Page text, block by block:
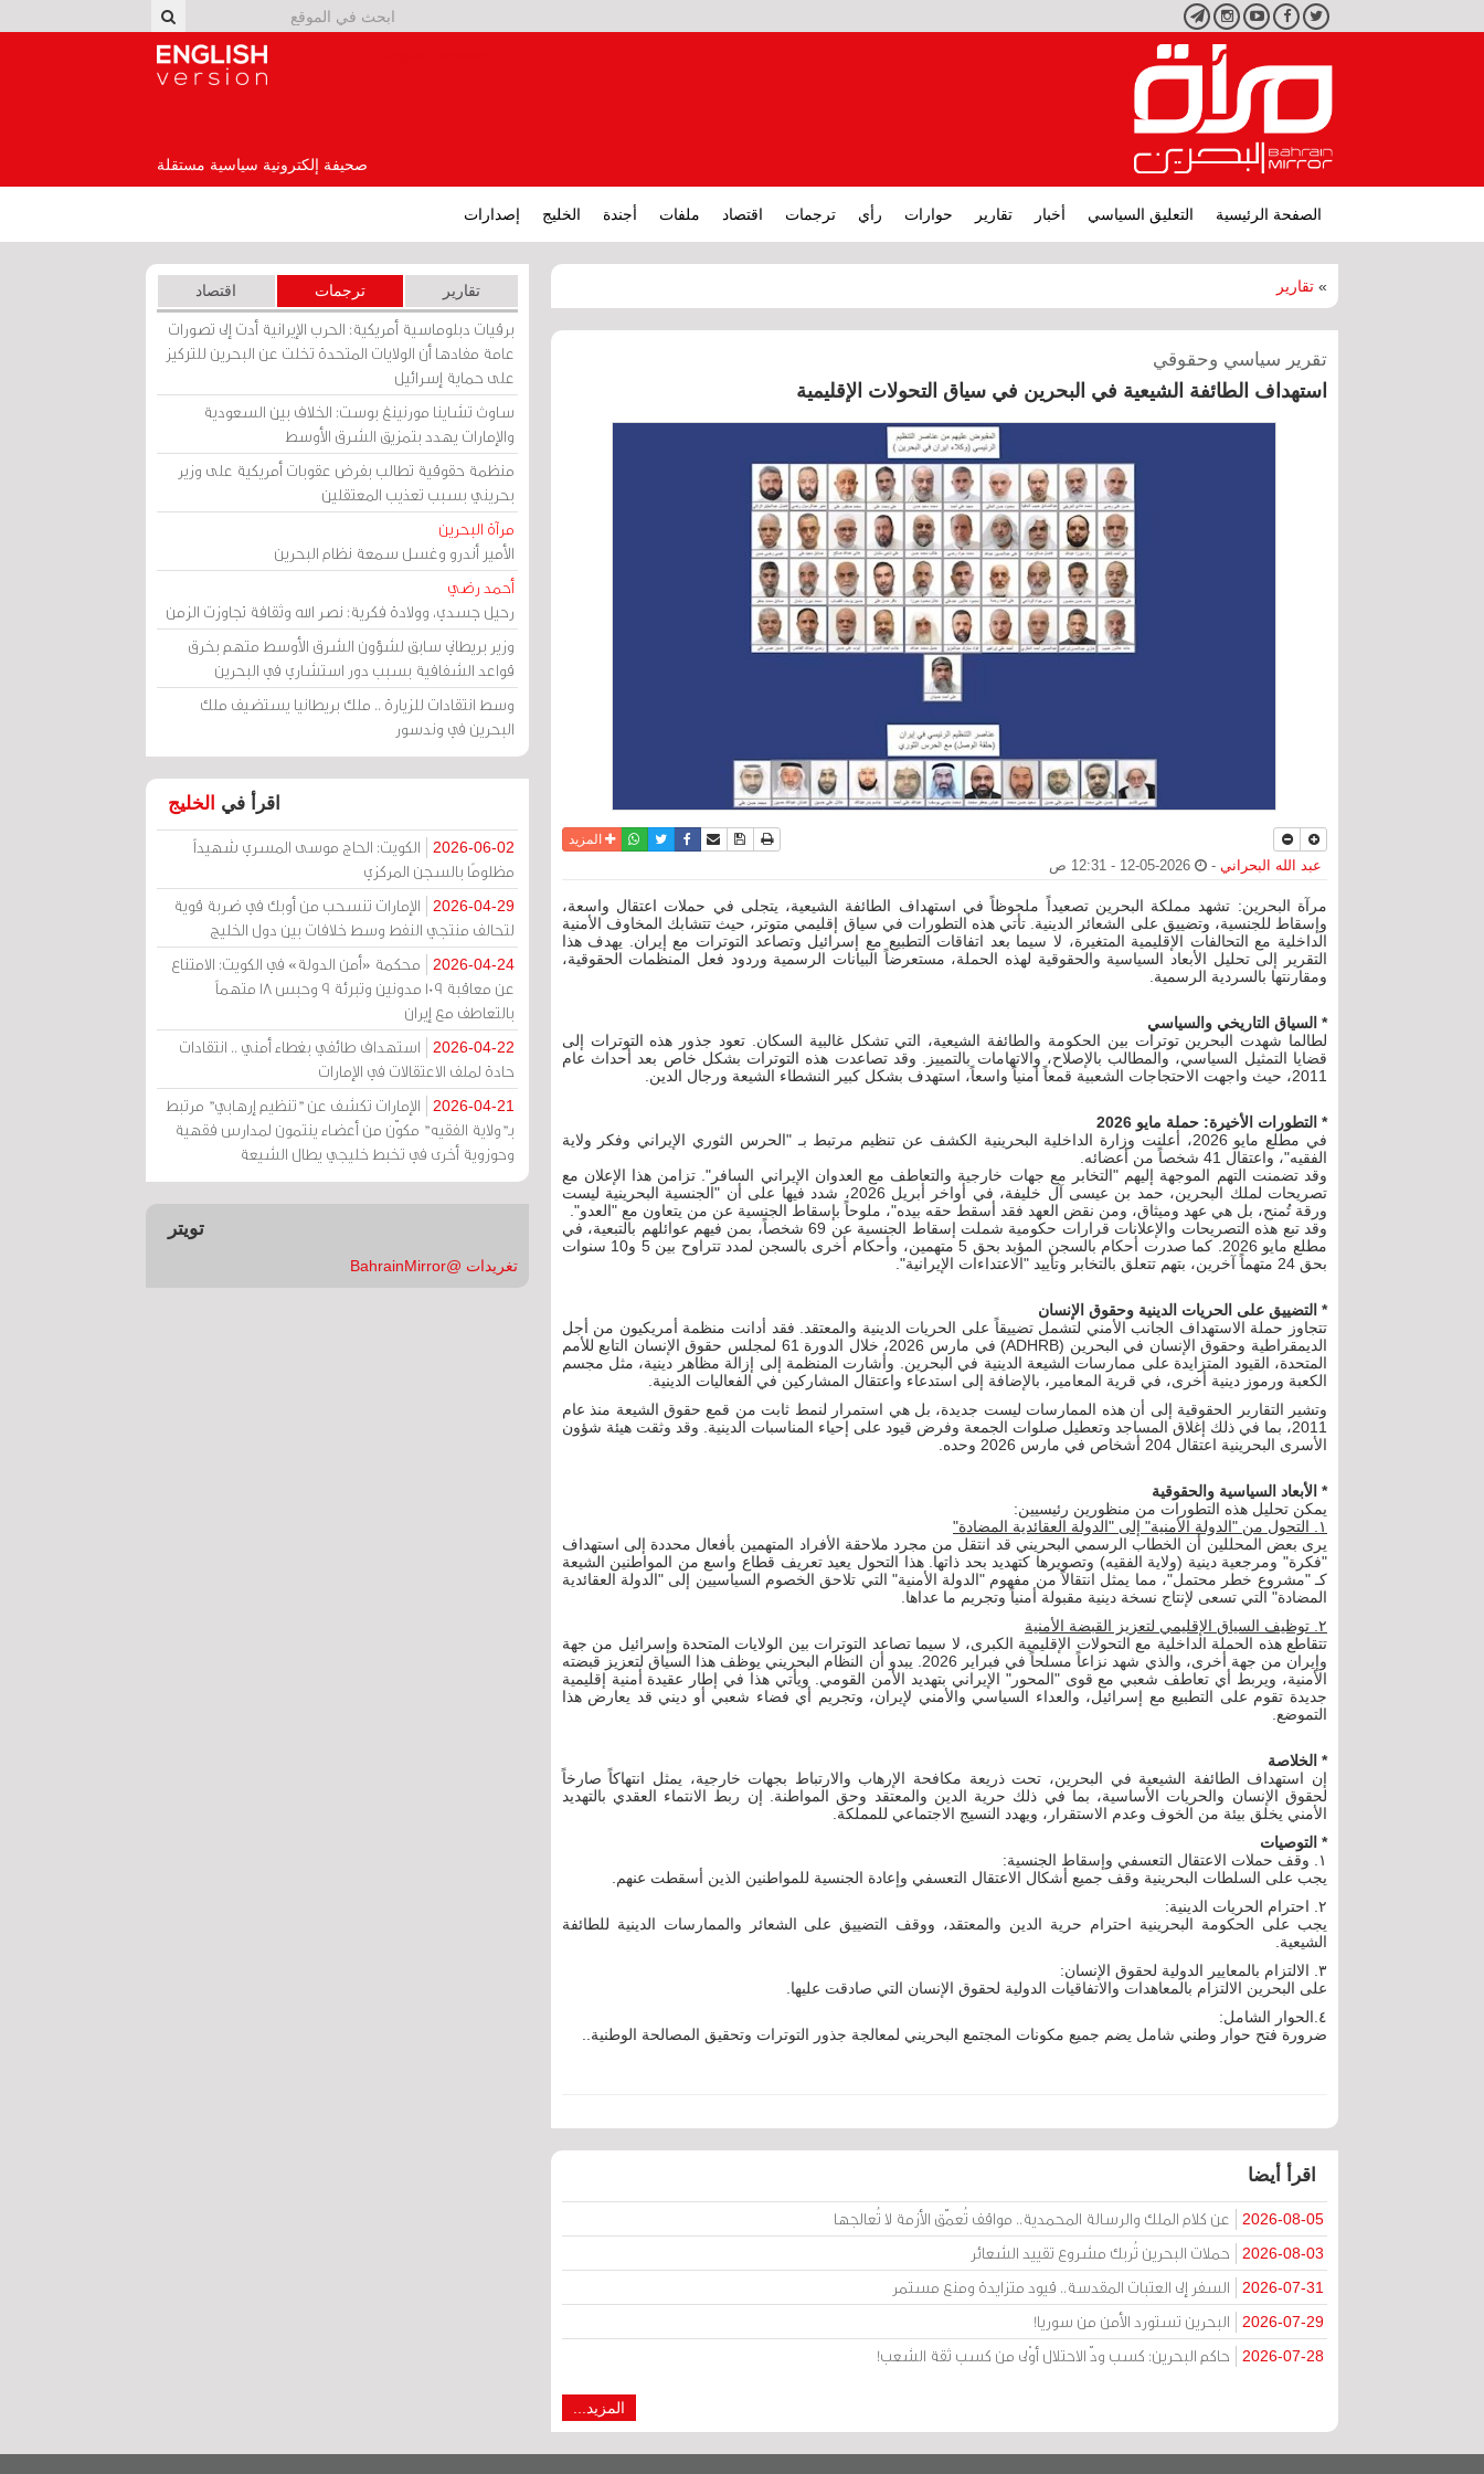
تويتر فيسبوكيوتيوبانستجرامتليجرام
صحيفة إلكترونية سياسية مستقلة
الصفحة الرئيسية التعليق السياسي أخبار تقارير حوارات رأي ترجمات اقتصاد ملفات أجندة الخليج إصدارات
» تقارير
تقرير سياسي وحقوقي
استهداف الطائفة الشيعية في البحرين في سياق التحولات الإقليمية
نسخة للطباعة
حفظ الموضوع
أرسل الى صديق
فيسبوكتويترواتسابالمزيد
عبد الله البحراني -
مرآة البحرين: تشهد مملكة البحرين تصعيداً ملحوظاً في استهداف الطائفة الشيعية، يتجلى في حملات اعتقال واسعة،
وإسقاط للجنسية، وتضييق على الشعائر الدينية. تأتي هذه التطورات في سياق إقليمي متوتر، حيث تتشابك المخاوف الأمنية
الداخلية مع التحالفات الإقليمية المتغيرة، لا سيما بعد اتفاقات التطبيع مع إسرائيل وتصاعد التوترات مع إيران. يهدف هذا
التقرير إلى تحليل الأبعاد السياسية والحقوقية لهذه الحملة، مستعرضاً البيانات الرسمية وردود فعل المنظمات الحقوقية،
ومقارنتها بالسردية الرسمية.
* السياق التاريخي والسياسي
لطالما شهدت البحرين توترات بين الحكومة والطائفة الشيعية، التي تشكل غالبية السكان. تعود جذور هذه التوترات إلى
قضايا التمثيل السياسي، والمطالب بالإصلاح، والاتهامات بالتمييز. وقد تصاعدت هذه التوترات بشكل خاص بعد أحداث عام
2011، حيث واجهت الاحتجاجات الشعبية قمعاً أمنياً واسعاً، استهدف بشكل كبير النشطاء الشيعة ورجال الدين.
* التطورات الأخيرة: حملة مايو 2026
في مطلع مايو 2026، أعلنت وزارة الداخلية البحرينية الكشف عن تنظيم مرتبط بـ "الحرس الثوري الإيراني وفكر ولاية
الفقيه"، واعتقال 41 شخصاً من أعضائه.
وقد تضمنت التهم الموجهة إليهم "التخابر مع جهات خارجية والتعاطف مع العدوان الإيراني السافر". تزامن هذا الإعلان مع
تصريحات لملك البحرين، حمد بن عيسى آل خليفة، في أواخر أبريل 2026، شدد فيها على أن "الجنسية البحرينية ليست
ورقة تُمنح، بل هي عهد وميثاق، ومن نقض العهد فقد أسقط حقه بيده"، ملوحاً بإسقاط الجنسية عن من يتعاون مع "العدو".
وقد تبع هذه التصريحات والإعلانات قرارات حكومية شملت إسقاط الجنسية عن 69 شخصاً، بمن فيهم عوائلهم بالتبعية، في
مطلع مايو 2026. كما صدرت أحكام بالسجن المؤبد بحق 5 متهمين، وأحكام أخرى بالسجن لمدد تتراوح بين 5 و10 سنوات
بحق 24 متهماً آخرين، بتهم تتعلق بالتخابر وتأييد "الاعتداءات الإيرانية".
* التضييق على الحريات الدينية وحقوق الإنسان
تتجاوز حملة الاستهداف الجانب الأمني لتشمل تضييقاً على الحريات الدينية والمعتقد. فقد أدانت منظمة أمريكيون من أجل
الديمقراطية وحقوق الإنسان في البحرين (ADHRB) في مارس 2026، خلال الدورة 61 لمجلس حقوق الإنسان التابع للأمم
المتحدة، القيود المتزايدة على ممارسات الشيعة الدينية في البحرين. وأشارت المنظمة إلى إزالة مظاهر دينية، مثل مجسم
الكعبة ورموز دينية أخرى، في قرية المعامير، بالإضافة إلى استدعاء واعتقال المشاركين في الفعاليات الدينية.
وتشير التقارير الحقوقية إلى أن هذه الممارسات ليست جديدة، بل هي استمرار لنمط ثابت من قمع حقوق الشيعة منذ عام
2011، بما في ذلك إغلاق المساجد وتعطيل صلوات الجمعة وفرض قيود على إحياء المناسبات الدينية. وقد وثقت هيئة شؤون
الأسرى البحرينية اعتقال 204 أشخاص في مارس 2026 وحده.
* الأبعاد السياسية والحقوقية
يمكن تحليل هذه التطورات من منظورين رئيسيين:
١. التحول من "الدولة الأمنية" إلى "الدولة العقائدية المضادة"
يرى بعض المحللين أن الخطاب الرسمي البحريني قد انتقل من مجرد ملاحقة الأفراد المتهمين بأفعال محددة إلى استهداف
"فكرة" ومرجعية دينية (ولاية الفقيه) وتصويرها كتهديد بحد ذاتها. هذا التحول يعيد تعريف قطاع واسع من المواطنين الشيعة
كـ "مشروع خطر محتمل"، مما يمثل انتقالاً من مفهوم "الدولة الأمنية" التي تلاحق الخصوم السياسيين إلى "الدولة العقائدية
المضادة" التي تسعى لإنتاج نسخة دينية مقبولة أمنياً وتجريم ما عداها.
٢. توظيف السياق الإقليمي لتعزيز القبضة الأمنية
تتقاطع هذه الحملة الداخلية مع التحولات الإقليمية الكبرى، لا سيما تصاعد التوترات بين الولايات المتحدة وإسرائيل من جهة
وإيران من جهة أخرى، والذي شهد نزاعاً مسلحاً في فبراير 2026. يبدو أن النظام البحريني يوظف هذا السياق لتعزيز قبضته
الأمنية، ويربط أي تعاطف شعبي مع قوى "المحور" الإيراني بتهديد الأمن القومي. ويأتي هذا في إطار عقيدة أمنية إقليمية
جديدة تقوم على التطبيع مع إسرائيل، والعداء السياسي والأمني لإيران، وتجريم أي فضاء شعبي أو ديني قد يعارض هذا
التموضع.
* الخلاصة
إن استهداف الطائفة الشيعية في البحرين، تحت ذريعة مكافحة الإرهاب والارتباط بجهات خارجية، يمثل انتهاكاً صارخاً
لحقوق الإنسان والحريات الأساسية، بما في ذلك حرية الدين والمعتقد وحق المواطنة. إن ربط الانتماء العقدي بالتهديد
الأمني يخلق بيئة من الخوف وعدم الاستقرار، ويهدد النسيج الاجتماعي للمملكة.
* التوصيات
١. وقف حملات الاعتقال التعسفي وإسقاط الجنسية:
يجب على السلطات البحرينية وقف جميع أشكال الاعتقال التعسفي وإعادة الجنسية للمواطنين الذين أسقطت عنهم.
٢. احترام الحريات الدينية:
يجب على الحكومة البحرينية احترام حرية الدين والمعتقد، ووقف التضييق على الشعائر والممارسات الدينية للطائفة
الشيعية.
٣. الالتزام بالمعايير الدولية لحقوق الإنسان:
على البحرين الالتزام بالمعاهدات والاتفاقيات الدولية لحقوق الإنسان التي صادقت عليها.
٤.الحوار الشامل:
ضرورة فتح حوار وطني شامل يضم جميع مكونات المجتمع البحريني لمعالجة جذور التوترات وتحقيق المصالحة الوطنية..
اقرأ أيضا
2026-08-05 عن كلام الملك والرسالة المحمدية.. مواقف تُعمّق الأزمة لا تُعالجها
2026-08-03 حملات البحرين تُربك مشروع تقييد الشعائر
2026-07-31 السفر إلى العتبات المقدسة.. قيود متزايدة ومنع مستمر
2026-07-29 البحرين تستورد الأمن من سوريا!
2026-07-28 حاكم البحرين: كسب ودّ الاحتلال أوْلى من كسب ثقة الشعب!
المزيد...
تقارير ترجمات اقتصاد
برقيات دبلوماسية أمريكية: الحرب الإيرانية أدت إلى تصورات
عامة مفادها أن الولايات المتحدة تخلت عن البحرين للتركيز
على حماية إسرائيل
ساوث تشاينا مورنينغ بوست: الخلاف بين السعودية
والإمارات يهدد بتمزيق الشرق الأوسط
منظمة حقوقية تطالب بفرض عقوبات أمريكية على وزير
بحريني بسبب تعذيب المعتقلين
مرآة البحرين
الأمير أندرو وغسل سمعة نظام البحرين
أحمد رضي
رحيل جسدي، وولادة فكرية: نصر الله وثقافة تجاوزت الزمن
وزير بريطاني سابق لشؤون الشرق الأوسط متهم بخرق
قواعد الشفافية بسبب دور استشاري في البحرين
وسط انتقادات للزيارة .. ملك بريطانيا يستضيف ملك
البحرين في وندسور
اقرأ في الخليج
2026-06-02
الكويت: الحاج موسى المسري شهيداً
مظلومًا بالسجن المركزي
2026-04-29
الإمارات تنسحب من أوبك في ضربة قوية
لتحالف منتجي النفط وسط خلافات بين دول الخليج
2026-04-24
محكمة «أمن الدولة» في الكويت: الامتناع
عن معاقبة 109 مدونين وتبرئة 9 وحبس 18 متهماً
بالتعاطف مع إيران
2026-04-22
استهداف طائفي بغطاء أمني .. انتقادات
حادة لملف الاعتقالات في الإمارات
2026-04-21
الإمارات تكشف عن "تنظيم إرهابي" مرتبط
بـ"ولاية الفقيه" مكوّن من أعضاء ينتمون لمدارس فقهية
وحوزوية أخرى في تخبط خليجي يطال الشيعة
تويتر
تغريدات @BahrainMirror